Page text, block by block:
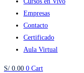
Empresas
Contacto
Certificado
Aula Virtual
S/ 0.00 0 Cart